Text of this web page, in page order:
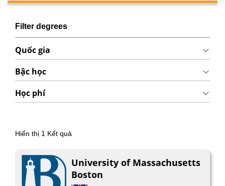
Filter degrees
Quốc gia
Bậc học
Học phí
Hiển thị 1 Kết quả
University of Massachusetts
Boston